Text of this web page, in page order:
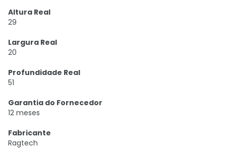
Altura Real
29
Largura Real
20
Profundidade Real
51
Garantia do Fornecedor
12 meses
Fabricante
Ragtech